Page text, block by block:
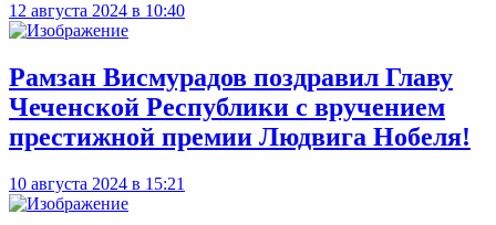
12 августа 2024 в 10:40
Рамзан Висмурадов поздравил Главу
Чеченской Республики с вручением
престижной премии Людвига Нобеля!
10 августа 2024 в 15:21